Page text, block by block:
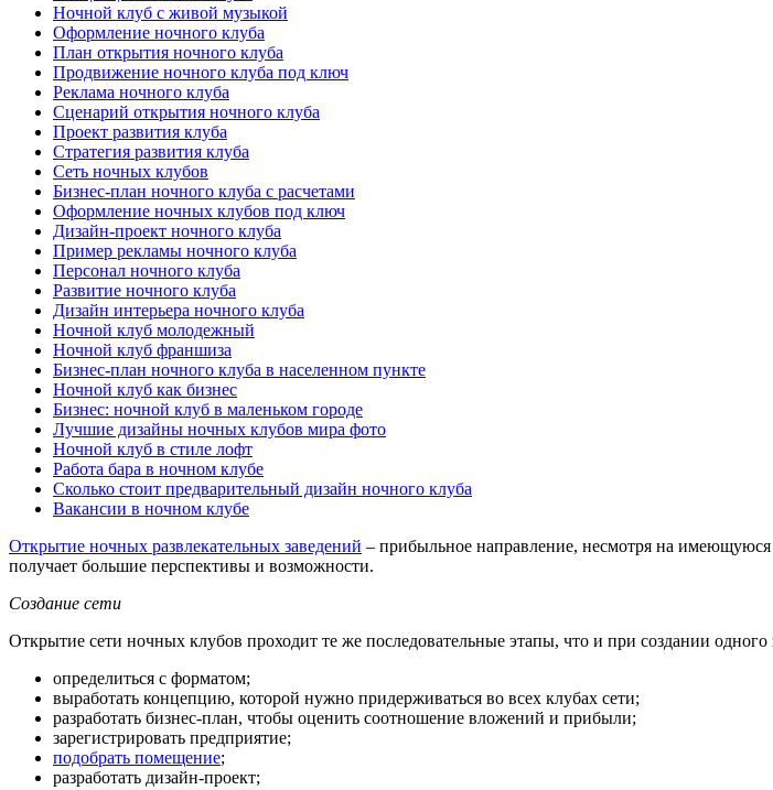
Ночной клуб с живой музыкой
Оформление ночного клуба
План открытия ночного клуба
Продвижение ночного клуба под ключ
Реклама ночного клуба
Сценарий открытия ночного клуба
Проект развития клуба
Стратегия развития клуба
Сеть ночных клубов
Бизнес-план ночного клуба с расчетами
Оформление ночных клубов под ключ
Дизайн-проект ночного клуба
Пример рекламы ночного клуба
Персонал ночного клуба
Развитие ночного клуба
Дизайн интерьера ночного клуба
Ночной клуб молодежный
Ночной клуб франшиза
Бизнес-план ночного клуба в населенном пункте
Ночной клуб как бизнес
Бизнес: ночной клуб в маленьком городе
Лучшие дизайны ночных клубов мира фото
Ночной клуб в стиле лофт
Работа бара в ночном клубе
Сколько стоит предварительный дизайн ночного клуба
Вакансии в ночном клубе
Открытие ночных развлекательных заведений – прибыльное направление, несмотря на
получает большие перспективы и возможности.
Создание сети
Открытие сети ночных клубов проходит те же последовательные этапы, что и при создании одного
определиться с форматом;
выработать концепцию, которой нужно придерживаться во всех клубах сети;
разработать бизнес-план, чтобы оценить соотношение вложений и прибыли;
зарегистрировать предприятие;
подобрать помещение;
разработать дизайн-проект;